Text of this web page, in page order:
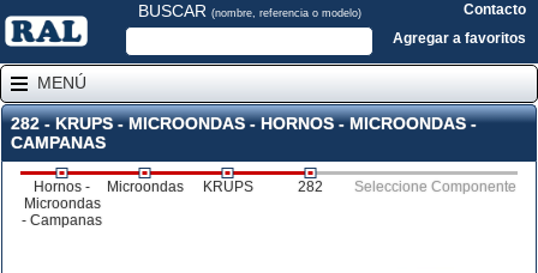
BUSCAR (nombre, referencia o modelo)
Contacto
Agregar a favoritos
MENÚ
282 - KRUPS - MICROONDAS - HORNOS - MICROONDAS -
CAMPANAS
Hornos -
Microondas
- Campanas
Microondas KRUPS 282 Seleccione Componente